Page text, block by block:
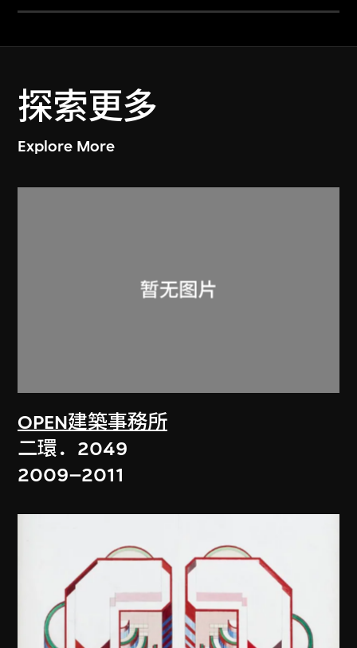
探索更多
Explore More
OPEN建築事務所
二環．2049
2009–2011